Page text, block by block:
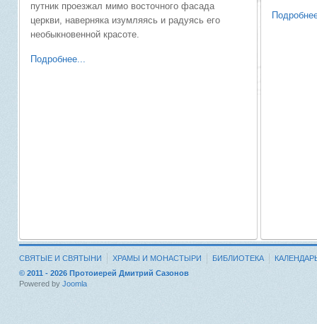
путник проезжал мимо восточного фасада
церкви, наверняка изумляясь и радуясь его
необыкновенной красоте.
Подробнее...
СВЯТЫЕ И СВЯТЫНИ ХРАМЫ И МОНАСТЫРИ БИБЛИОТЕКА
© 2011 - 2026 Протоиерей Дмитрий Сазонов
Powered by Joomla